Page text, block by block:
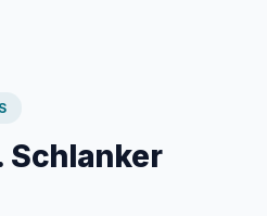
Schlanker